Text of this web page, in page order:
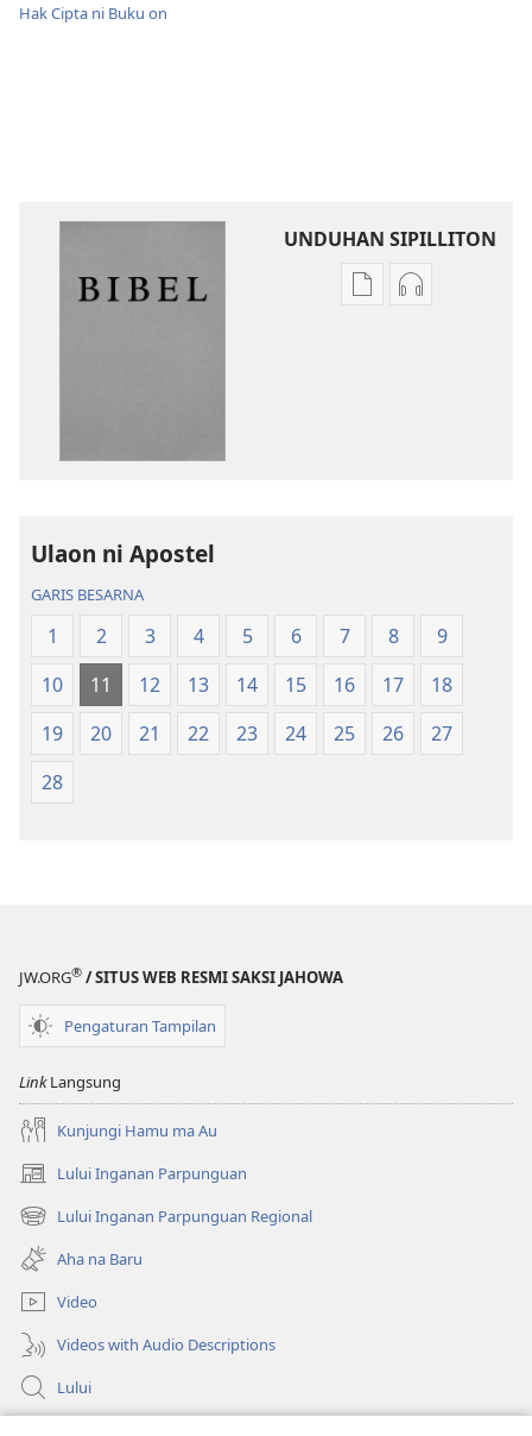
Hak Cipta ni Buku on
UNDUHAN SIPILLITON
Sipilliton
Naeng
Mangolu
di
Tano
na
Imbaru
Sipiliton
Naeng
Mangolu
di
Tano
na
Imbaru
Ulaon ni Apostel
GARIS BESARNA
1 2 3 4 5 6 7 8
9
10
11 12 13 14 15 16 17
18
19
20 21 22 23 24 25 26
27
28
JW.ORG® / SITUS WEB RESMI SAKSI JAHOWA
Pengaturan Tampilan
LinkLangsung
Kunjungi Hamu ma Au
Lului Inganan Parpunguan
(opens
new
window)
Lului Inganan Parpunguan Regional
(opens
new
window)
Aha na Baru
Video
Videos with Audio Descriptions
Lului